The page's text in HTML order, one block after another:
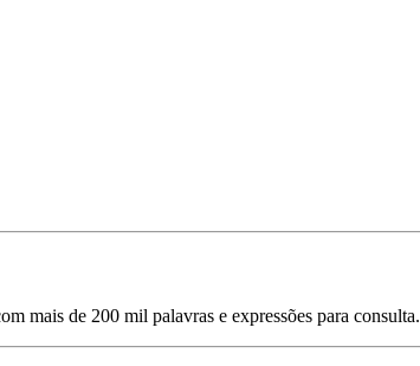
mais de 200 mil palavras e expressões para consulta.